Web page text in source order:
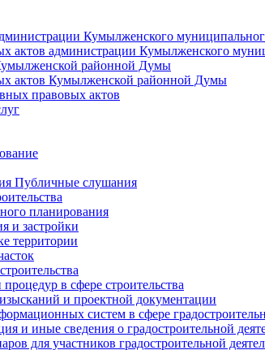
Кумылженского
актов администрации Кумылженского
районной Думы
актов Кумылженской районной Думы
правовых актов
Публичные слушания
планирования
и застройки
территории
в сфере строительства
и проектной документации
систем в сфере
и иные сведения о градостроительной
для участников градостроительной